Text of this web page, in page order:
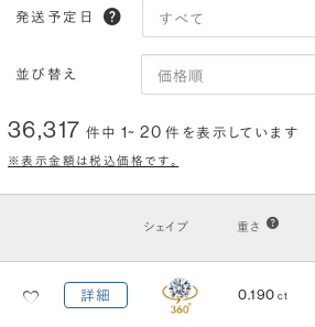
I
VS2 VS1 VVS2 VVS1
カット(輝き)
Excellent 3EX H&C EX
発送予定日
並び替え
36,317 件中1~ 20件を表示しています
※表示金額は税込価格です。
シェイプ 重さ
詳細 0.190 ct